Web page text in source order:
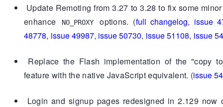
Update Remoting from 3.27 to 3.28 to fix some
enhance
NO_PROXY options. (full changelog, issue
48778, issue 49987, issue 50730, issue 51108, issue
Replace the Flash implementation of the "copy
feature with the native JavaScript equivalent. (issue
Login and signup pages redesigned in 2.129 now